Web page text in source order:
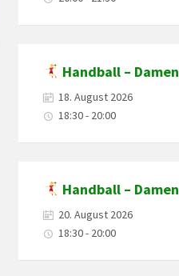
Handball – Damen
18. August 2026
18:30 - 20:00
Handball – Damen
20. August 2026
18:30 - 20:00